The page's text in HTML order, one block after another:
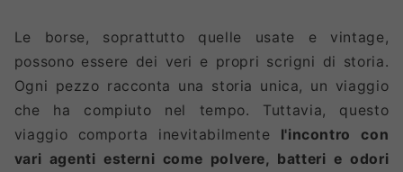
Le borse, soprattutto quelle usate e vintage,
possono essere dei veri e propri scrigni di storia.
Ogni pezzo racconta una storia unica, un viaggio
che ha compiuto nel tempo. Tuttavia, questo
viaggio comporta inevitabilmente l'incontro con
vari agenti esterni come polvere, batteri e odori